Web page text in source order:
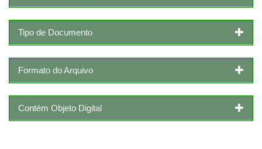
Tipo de Documento
Formato do Arquivo
Contém Objeto Digital